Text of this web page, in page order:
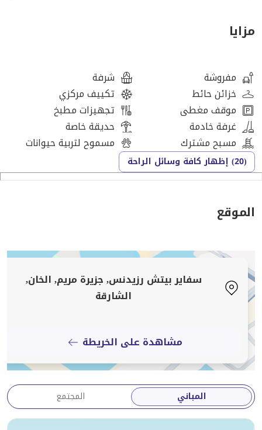
مزايا
مفروشة
شرفة
خزائن حائط
تكييف مركزي
موقف مغطى
تجهيزات مطبخ
غرفة خادمة
حديقة خاصة
مسبح مشترك
مسموح لتربية حيوانات
(20) إظهار كافة وسائل الراحة
الموقع
سفاير بيتش رزيدنس, جزيرة مريم, الخان,
الشارقة
مشاهدة على الخريطة
المباني المجتمع